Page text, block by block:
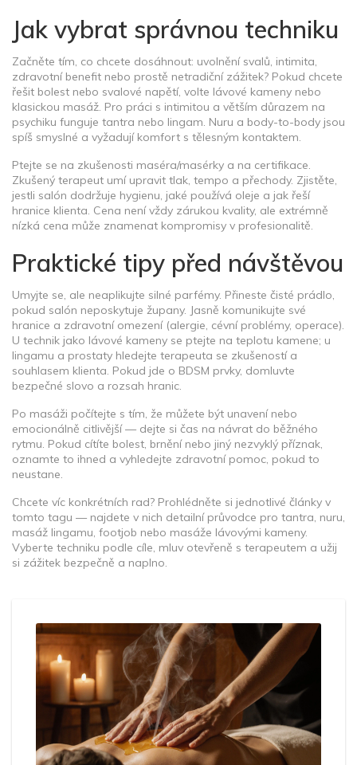
Jak vybrat správnou techniku
Začněte tím, co chcete dosáhnout: uvolnění svalů, intimita,
zdravotní benefit nebo prostě netradiční zážitek? Pokud chcete
řešit bolest nebo svalové napětí, volte lávové kameny nebo
klasickou masáž. Pro práci s intimitou a větším důrazem na
psychiku funguje tantra nebo lingam. Nuru a body-to-body jsou
spíš smyslné a vyžadují komfort s tělesným kontaktem.
Ptejte se na zkušenosti maséra/masérky a na certifikace.
Zkušený terapeut umí upravit tlak, tempo a přechody. Zjistěte,
jestli salón dodržuje hygienu, jaké používá oleje a jak řeší
hranice klienta. Cena není vždy zárukou kvality, ale extrémně
nízká cena může znamenat kompromisy v profesionalitě.
Praktické tipy před návštěvou
Umyjte se, ale neaplikujte silné parfémy. Přineste čisté prádlo,
pokud salón neposkytuje župany. Jasně komunikujte své
hranice a zdravotní omezení (alergie, cévní problémy, operace).
U technik jako lávové kameny se ptejte na teplotu kamene; u
lingamu a prostaty hledejte terapeuta se zkušeností a
souhlasem klienta. Pokud jde o BDSM prvky, domluvte
bezpečné slovo a rozsah hranic.
Po masáži počítejte s tím, že můžete být unavení nebo
emocionálně citlivější — dejte si čas na návrat do běžného
rytmu. Pokud cítíte bolest, brnění nebo jiný nezvyklý příznak,
oznamte to ihned a vyhledejte zdravotní pomoc, pokud to
neustane.
Chcete víc konkrétních rad? Prohlédněte si jednotlivé články v
tomto tagu — najdete v nich detailní průvodce pro tantra, nuru,
masáž lingamu, footjob nebo masáže lávovými kameny.
Vyberte techniku podle cíle, mluv otevřeně s terapeutem a užij
si zážitek bezpečně a naplno.